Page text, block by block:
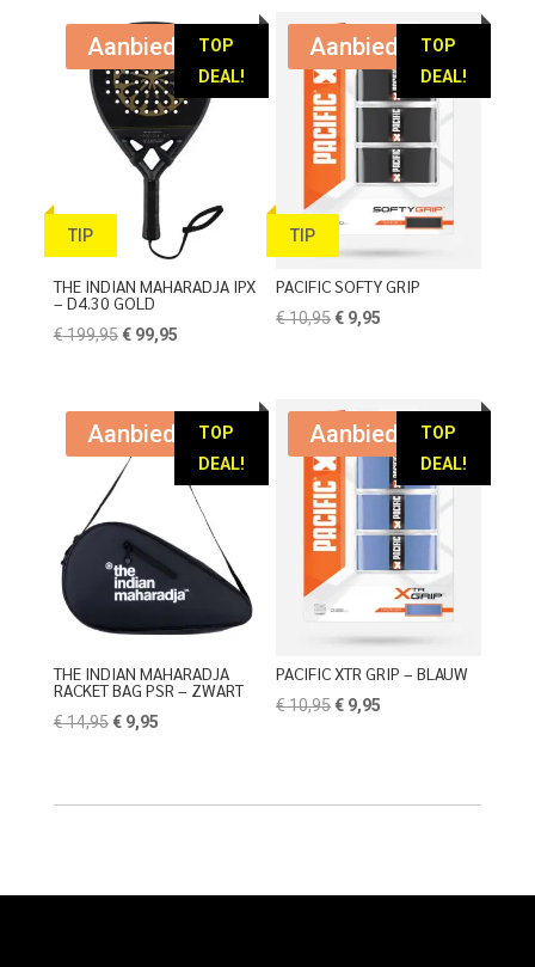
TOP
DEAL!
TIP
Aanbieding!
THE INDIAN MAHARADJA IPX
– D4.30 GOLD
€199,95 Oorspronkelijke
€ 199,95.
€99,95Huidige
€ 99,95.
TOP
DEAL!
TIP
Aanbieding!
PACIFIC SOFTY GRIP
€10,95Oorspronkelijke
€ 10,95.
€ 9,95
€ 9,95.
TOP
DEAL!
Aanbieding!
THE INDIAN MAHARADJA
RACKET BAG PSR – ZWART
€14,95 Oorspronkelijke
€9,95Huidige
TOP
DEAL!
Aanbieding!
PACIFIC XTR GRIP – BLAUW
€10,95Oorspronkelijke
€ 9,95